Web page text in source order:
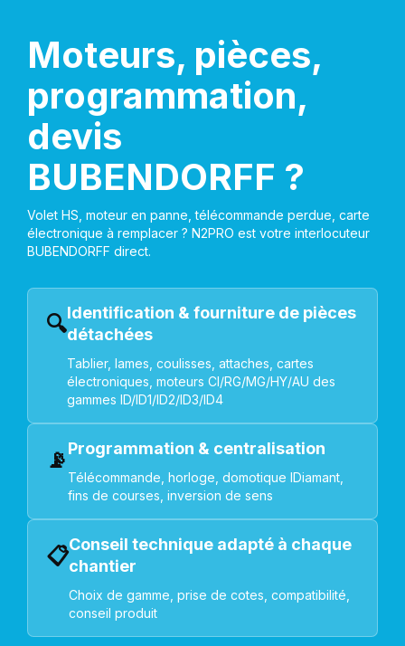
Moteurs, pièces,
programmation,
devis
BUBENDORFF ?
Volet HS, moteur en panne, télécommande perdue, carte
électronique à remplacer ? N2PRO est votre interlocuteur
BUBENDORFF direct.
🔍Identification & fourniture de pièces
détachées
Tablier, lames, coulisses, attaches, cartes
électroniques, moteurs CI/RG/MG/HY/AU des
gammes ID/ID1/ID2/ID3/ID4
📡Programmation & centralisation
Télécommande, horloge, domotique IDiamant,
fins de courses, inversion de sens
📋Conseil technique adapté à chaque
chantier
Choix de gamme, prise de cotes, compatibilité,
conseil produit